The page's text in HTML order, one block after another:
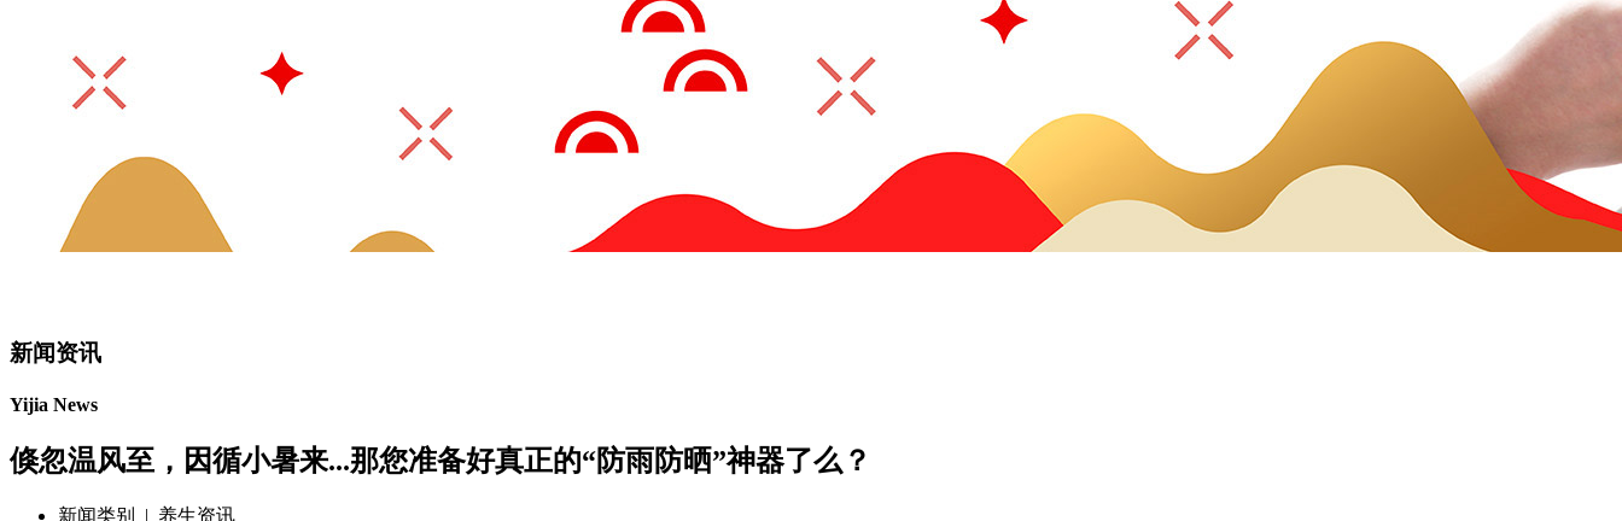
新闻资讯
Yijia News
倏忽温风至，因循小暑来...那您准备好真正的“防雨防晒”神器了么？
新闻类别 | 养生资讯